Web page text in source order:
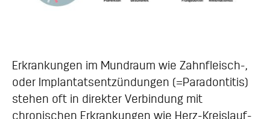
Erkrankungen im Mundraum wie Zahnfleisch-,
oder Implantatsentzündungen (=Paradontitis)
stehen oft in direkter Verbindung mit
chronischen Erkrankungen wie Herz-Kreislauf-